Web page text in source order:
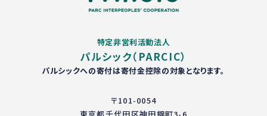
特定非営利活動法人
パルシック（PARCIC）
パルシックへの寄付は寄付金控除の対象となります。
〒101-0054